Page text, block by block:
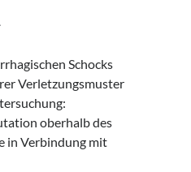
Schocks
Verletzungsmuster
oberhalb des
in Verbindung mit